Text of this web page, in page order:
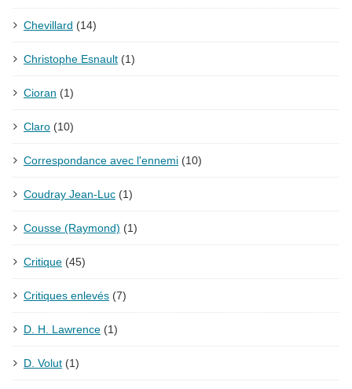
Chevillard (14)
Christophe Esnault (1)
Cioran (1)
Claro (10)
Correspondance avec l'ennemi (10)
Coudray Jean-Luc (1)
Cousse (Raymond) (1)
Critique (45)
Critiques enlevés (7)
D. H. Lawrence (1)
D. Volut (1)